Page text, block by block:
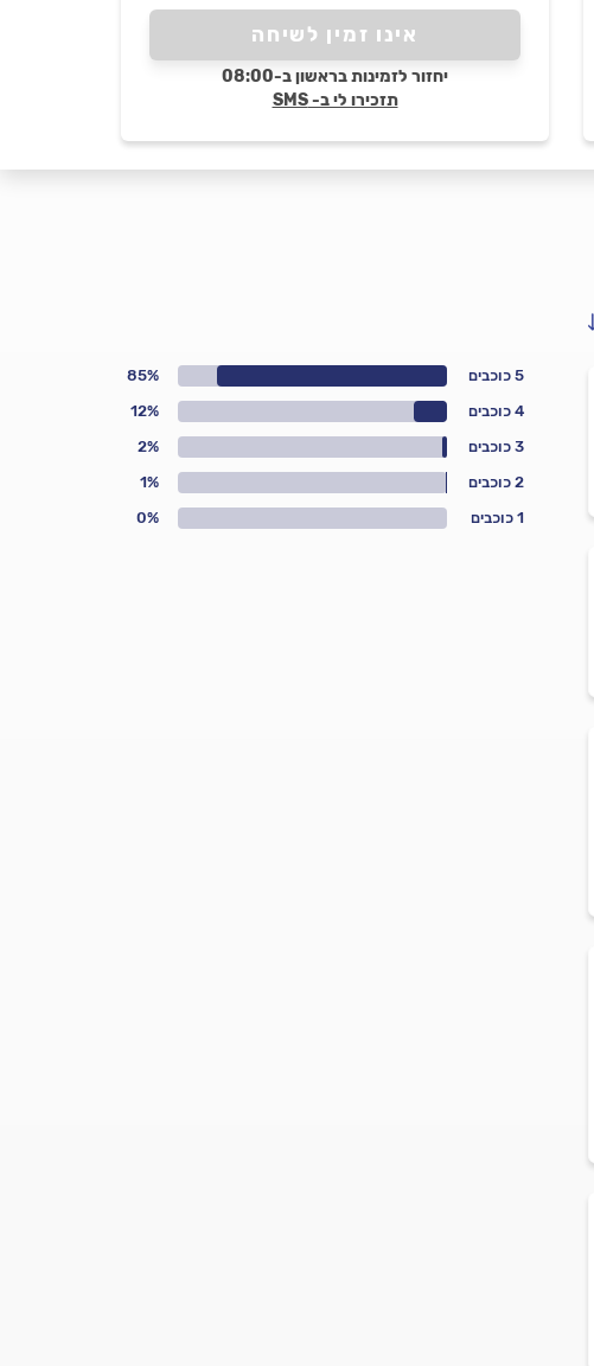
אינו זמין לשיחה
יחזור לזמינות בראשון ב-08:00
תזכירו לי ב- SMS
1 כוכבים 0%
2 כוכבים 1%
3 כוכבים 2%
4 כוכבים 12%
5 כוכבים 85%